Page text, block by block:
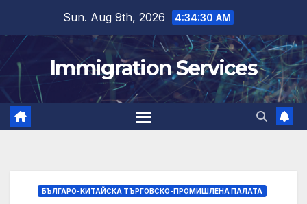
content
Sun. Aug 9th, 2026 4:34:31 AM
Immigration Services
БЪЛГАРО-КИТАЙСКА ТЪРГОВСКО-ПРОМИШЛЕНА ПАЛАТА